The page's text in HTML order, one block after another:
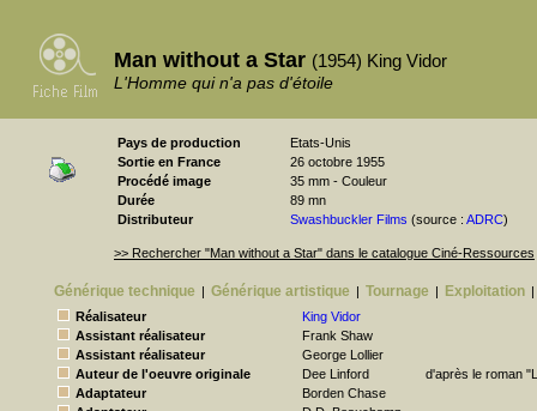
Man without a Star (1954) King Vidor
L'Homme qui n'a pas d'étoile
Pays de production
Etats-Unis
Sortie en France
26 octobre 1955
Procédé image
35 mm - Couleur
Durée
89 mn
Distributeur
Swashbuckler Films (source : ADRC)
>> Rechercher "Man without a Star" dans le catalogue Ciné-Ressources
Générique technique | Générique artistique | Tournage | Exploitation |
Réalisateur
King Vidor
Assistant réalisateur
Frank Shaw
Assistant réalisateur
George Lollier
Auteur de l'oeuvre originale
Dee Linford
d'après le roman
Adaptateur
Borden Chase